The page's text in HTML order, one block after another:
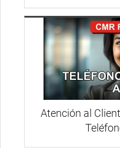
Atención al